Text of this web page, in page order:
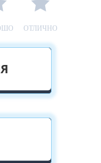
ОТЛИЧНО